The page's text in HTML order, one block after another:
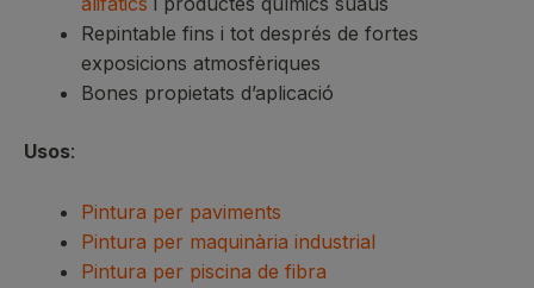
Repintable fins i tot després de fortes
exposicions atmosfèriques
Bones propietats d’aplicació
Usos:
Pintura per paviments
Pintura per maquinària industrial
Pintura per piscina de fibra